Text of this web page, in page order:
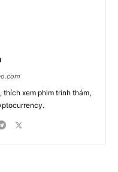
xem phim trinh thám,